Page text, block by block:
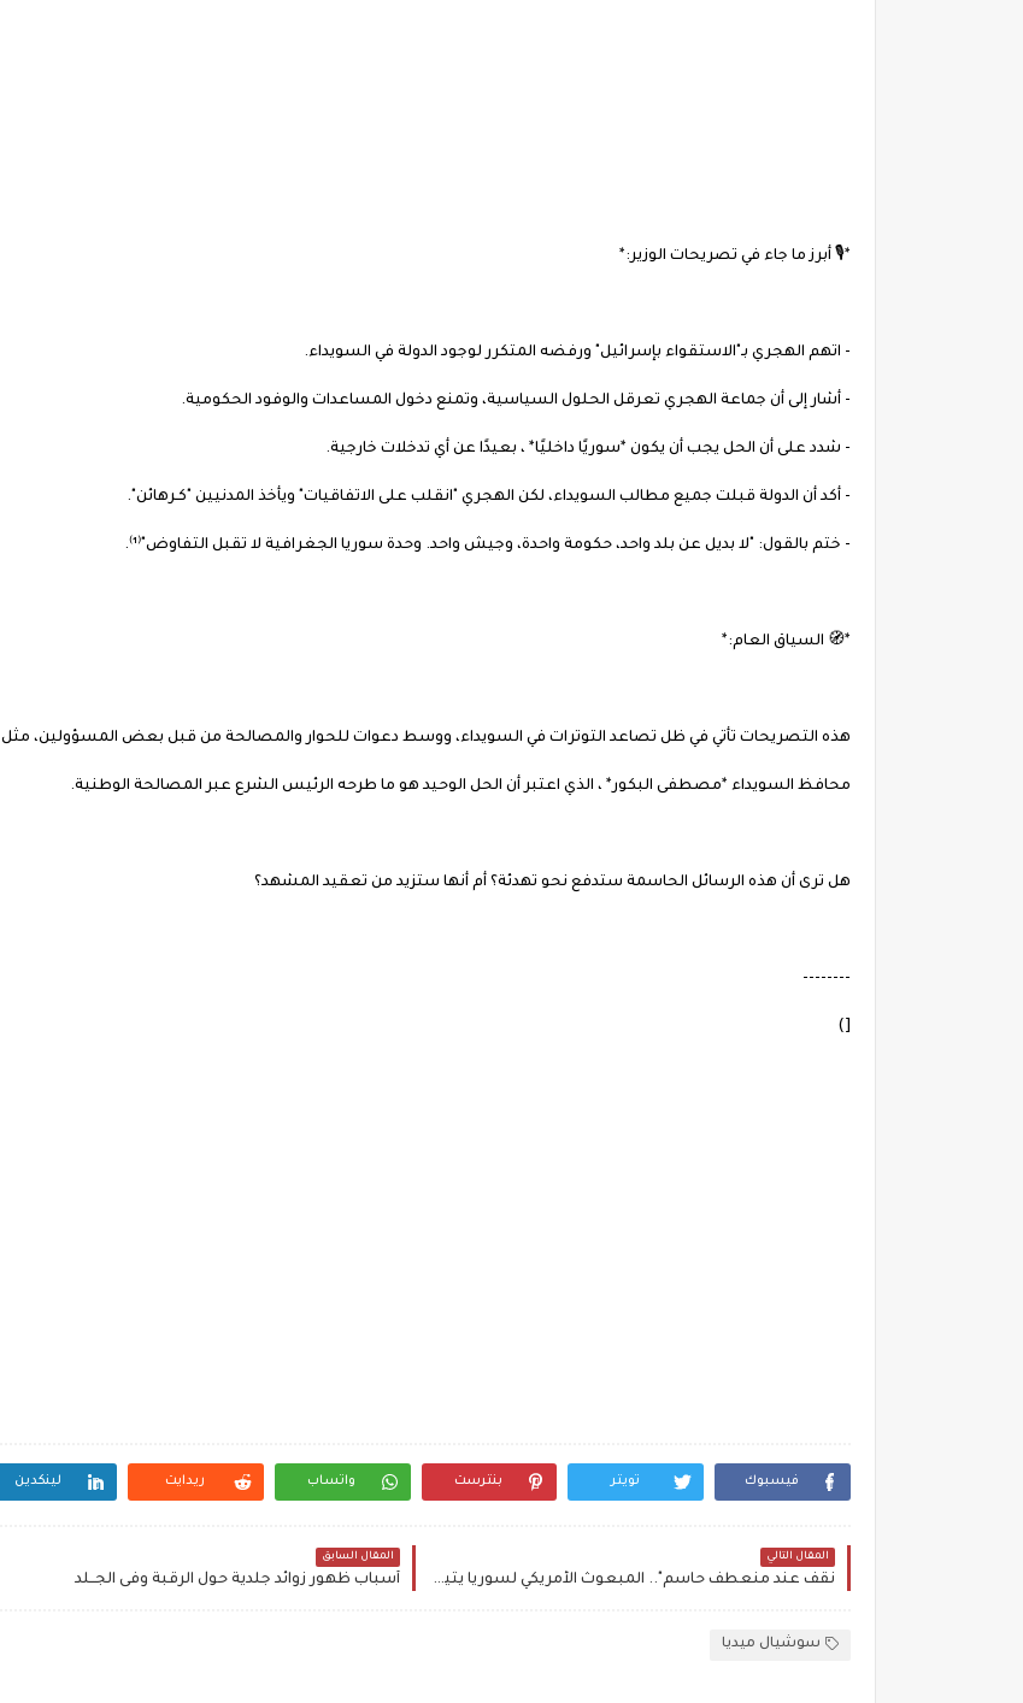
*🎙️ أبرز ما جاء في تصريحات الوزير:*
- اتهم الهجري بـ"الاستقواء بإسرائيل" ورفضه المتكرر لوجود الدولة في السويداء.
- أشار إلى أن جماعة الهجري تعرقل الحلول السياسية، وتمنع دخول المساعدات والوفود الحكومية.
- شدد على أن الحل يجب أن يكون *سوريًا داخليًا* ، بعيدًا عن أي تدخلات خارجية.
- أكد أن الدولة قبلت جميع مطالب السويداء، لكن الهجري "انقلب على الاتفاقيات" ويأخذ المدنيين "كـرهائن".
- ختم بالقول: "لا بديل عن بلد واحد، حكومة واحدة، وجيش واحد. وحدة سوريا الجغرافية لا تقبل التفاوض"⁽¹⁾.
*🧭 السياق العام:*
هذه التصريحات تأتي في ظل تصاعد التوترات في السويداء، ووسط دعوات للحوار والمصالحة من قبل بعض المسؤولين، مثل
محافظ السويداء *مصطفى البكور* ، الذي اعتبر أن الحل الوحيد هو ما طرحه الرئيس الشرع عبر المصالحة الوطنية.
هل ترى أن هذه الرسائل الحاسمة ستدفع نحو تهدئة؟ أم أنها ستزيد من تعقيد المشهد؟
--------
[)
فيسبوك تويتر بنترست واتساب ريدايت لينكدين
المقال التالي
نقف عند منعطف حاسم".. المبعوث الأمريكي لسوريا يثير تفاعلا بتدوينة
المقال السابق
أسباب ظهور زوائد جلدية حول الرقبة وفى الجــلد
سوشيال ميديا